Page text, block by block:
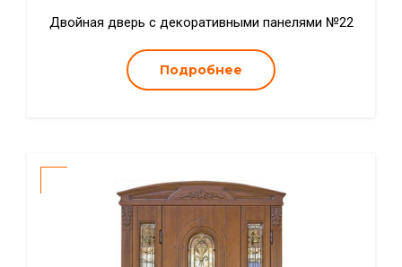
Двойная дверь с декоративными панелями №22
Подробнее